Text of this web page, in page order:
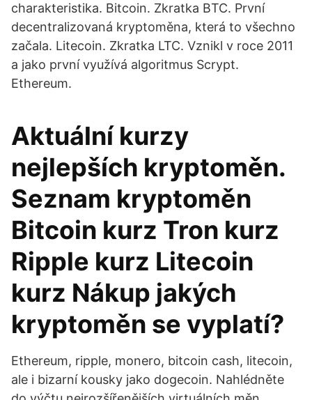
charakteristika. Bitcoin. Zkratka BTC. První
decentralizovaná kryptoměna, která to všechno
začala. Litecoin. Zkratka LTC. Vznikl v roce 2011
a jako první využívá algoritmus Scrypt.
Ethereum.
Aktuální kurzy
nejlepších kryptoměn.
Seznam kryptoměn
Bitcoin kurz Tron kurz
Ripple kurz Litecoin
kurz Nákup jakých
kryptoměn se vyplatí?
Ethereum, ripple, monero, bitcoin cash, litecoin,
ale i bizarní kousky jako dogecoin. Nahlédněte